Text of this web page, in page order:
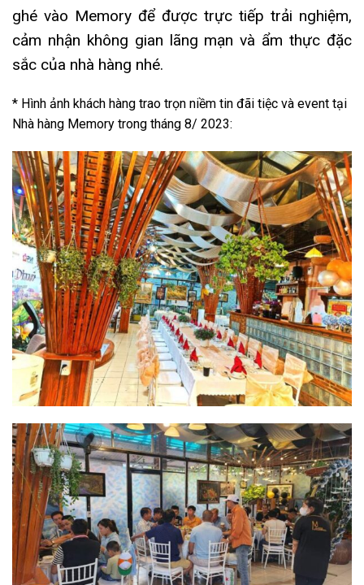
ghé vào Memory để được trực tiếp trải nghiệm,
cảm nhận không gian lãng mạn và ẩm thực đặc
sắc của nhà hàng nhé.
* Hình ảnh khách hàng trao trọn niềm tin đãi tiệc và event tại
Nhà hàng Memory trong tháng 8/ 2023: